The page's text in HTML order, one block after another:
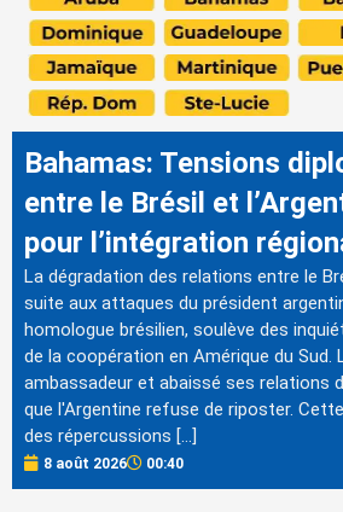
Bahamas: Tensions
entre le Brésil et
pour l’intégration
La dégradation des relations entre le
suite aux attaques du président
homologue brésilien, soulève des
de la coopération en Amérique du Sud.
ambassadeur et abaissé ses relations
que l'Argentine refuse de riposter.
des répercussions […]
8 août 2026 00:40